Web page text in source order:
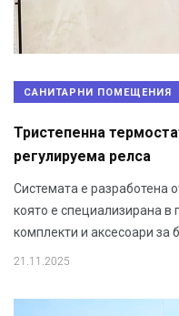
САНИТАРНИ ПОМЕЩЕНИЯ
Тристепенна
регулируема релса
Системата е разработена
която е специализирана в
комплекти и аксесоари за
21.11.2025